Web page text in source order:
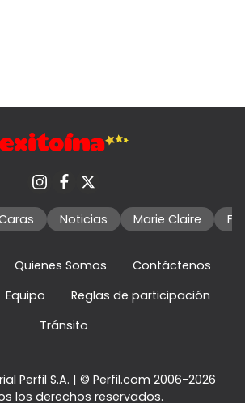
Noticias Marie Claire
Quienes Somos
Contáctenos
Equipo
Reglas de participación
Tránsito
Perfil S.A. | © Perfil.com 2006-2026
los derechos reservados.